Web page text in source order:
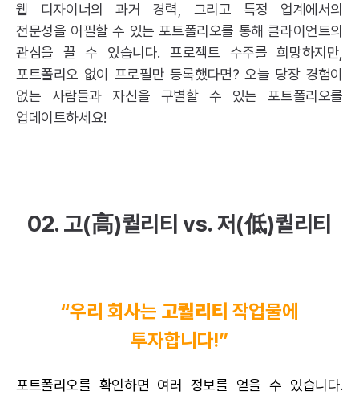
웹 디자이너의 과거 경력, 그리고 특정 업계에서의
전문성을 어필할 수 있는 포트폴리오를 통해 클라이언트의
관심을 끌 수 있습니다. 프로젝트 수주를 희망하지만,
포트폴리오 없이 프로필만 등록했다면? 오늘 당장 경험이
없는 사람들과 자신을 구별할 수 있는 포트폴리오를
업데이트하세요!
02. 고(高)퀄리티 vs. 저(低)퀄리티
“우리 회사는 고퀄리티 작업물에
투자합니다!”
포트폴리오를 확인하면 여러 정보를 얻을 수 있습니다.